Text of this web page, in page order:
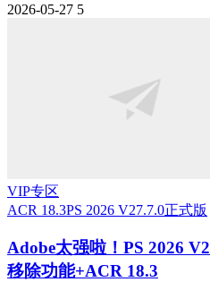
2026-05-27 5
VIP专区
ACR 18.3PS 2026 V27.7.0正式版
Adobe太强啦！PS 2026
移除功能+ACR 18.3